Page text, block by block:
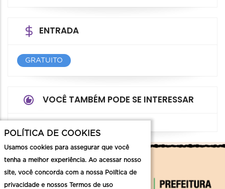
ENTRADA
GRATUITO
VOCÊ TAMBÉM PODE SE INTERESSAR
POLÍTICA DE COOKIES
Usamos cookies para assegurar que você
tenha a melhor experiência. Ao acessar nosso
site, você concorda com a nossa Política de
privacidade e nossos Termos de uso